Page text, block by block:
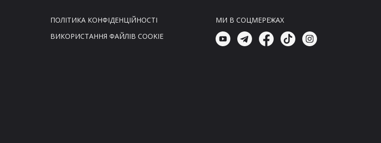
10:00, 07.08.26
Новини Світ
ПОЛІТИКА КОНФІДЕНЦІЙНОСТІ
ВИКОРИСТАННЯ ФАЙЛІВ COOKIE
МИ В СОЦМЕРЕЖАХ